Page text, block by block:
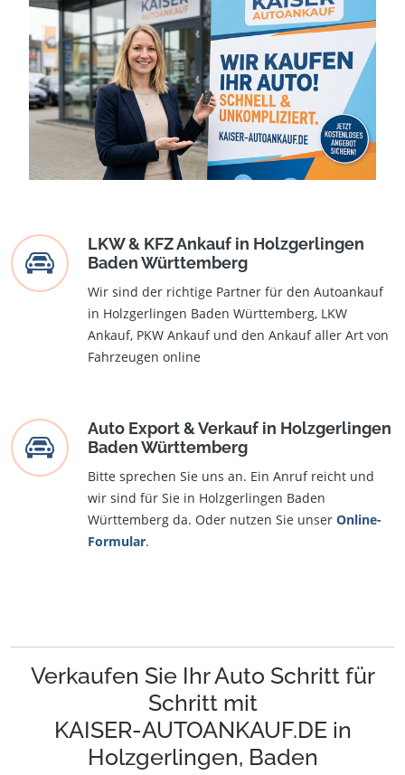
LKW & KFZ Ankauf in Holzgerlingen
Baden Württemberg
Wir sind der richtige Partner für den Autoankauf
in Holzgerlingen Baden Württemberg, LKW
Ankauf, PKW Ankauf und den Ankauf aller Art von
Fahrzeugen online
Auto Export & Verkauf in Holzgerlingen
Baden Württemberg
Bitte sprechen Sie uns an. Ein Anruf reicht und
wir sind für Sie in Holzgerlingen Baden
Württemberg da. Oder nutzen Sie unser Online-
Formular.
Verkaufen Sie Ihr Auto Schritt für
Schritt mit
KAISER-AUTOANKAUF.DE in
Holzgerlingen, Baden